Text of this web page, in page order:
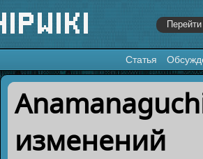
Статья
Перейти к:навигация,поиск
изменений